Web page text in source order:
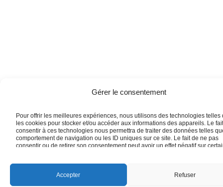
Gérer le consentement
Pour offrir les meilleures expériences, nous utilisons des technologies telles
les cookies pour stocker et/ou accéder aux informations des appareils. Le
consentir à ces technologies nous permettra de traiter des données telles
comportement de navigation ou les ID uniques sur ce site. Le fait de ne pas
consentir ou de retirer son consentement peut avoir un effet négatif sur
Accepter Refuser